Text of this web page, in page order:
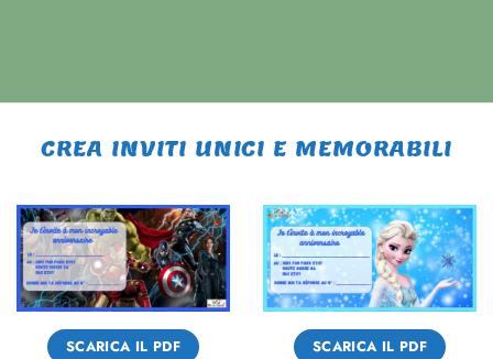
CREA INVITI UNICI E MEMORABILI
SCARICA IL PDF SCARICA IL PDF